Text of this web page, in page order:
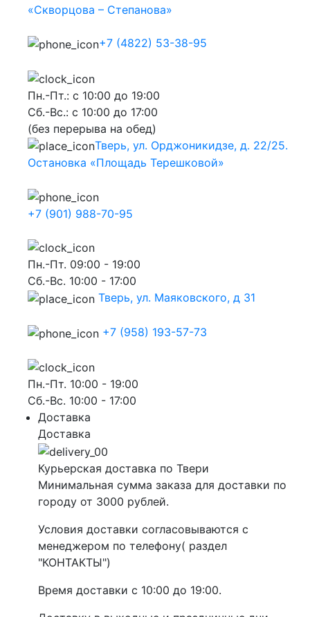
«Скворцова – Степанова»
+7 (4822) 53-38-95
Пн.-Пт.: с 10:00 до 19:00
Сб.-Вс.: с 10:00 до 17:00
(без перерыва на обед)
Тверь, ул. Орджоникидзе, д. 22/25.
Остановка «Площадь Терешковой»
+7 (901) 988-70-95
Пн.-Пт. 09:00 - 19:00
Сб.-Вс. 10:00 - 17:00
Тверь, ул. Маяковского, д 31
+7 (958) 193-57-73
Пн.-Пт. 10:00 - 19:00
Сб.-Вс. 10:00 - 17:00
Доставка
Доставка
Курьерская доставка по Твери
Минимальная сумма заказа для доставки по
городу от 3000 рублей.
Условия доставки согласовываются с
менеджером по телефону( раздел
"КОНТАКТЫ")
Время доставки с 10:00 до 19:00.